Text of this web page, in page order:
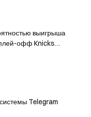
выигрыша
плей-офф Knicks
Telegram